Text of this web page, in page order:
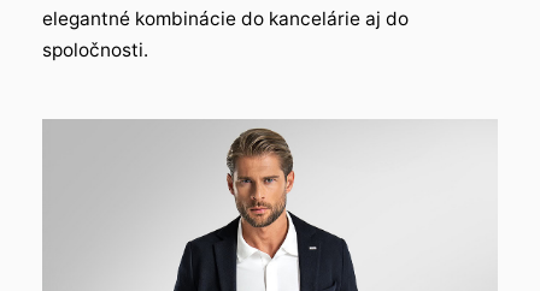
elegantné kombinácie do kancelárie aj do
spoločnosti.